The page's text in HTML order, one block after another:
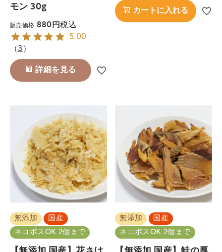
モン 30g
販売価格 880 税込
5.00
（ 3 ）
詳細を見る
カートに入れる
無添加
国産
ネコポスOK 2個まで
無添加
国産
ネコポスOK 2個まで